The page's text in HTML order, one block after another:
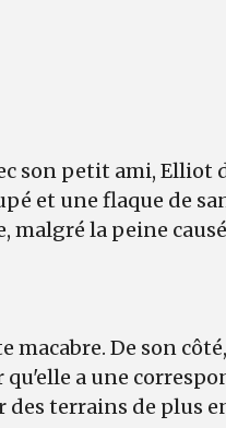
son petit ami, Elliot
et une flaque de
malgré la peine
De son
a une
terrains de plus